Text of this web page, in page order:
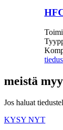
meistä
Jos haluat
KYSY NYT